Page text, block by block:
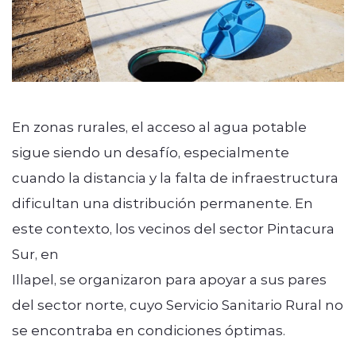
En zonas rurales, el acceso al agua potable
sigue siendo un desafío, especialmente
cuando la distancia y la falta de infraestructura
dificultan una distribución permanente. En
este contexto, los vecinos del sector Pintacura
Sur, en
Illapel, se organizaron para apoyar a sus pares
del sector norte, cuyo Servicio Sanitario Rural no
se encontraba en condiciones óptimas.